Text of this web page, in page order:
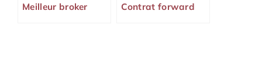
Meilleur broker Contrat forward